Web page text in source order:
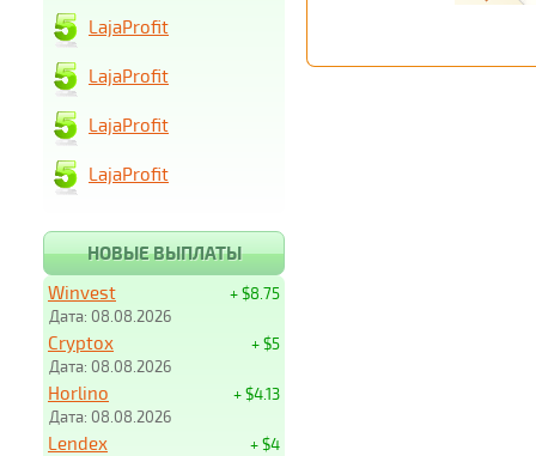
LajaProfit
LajaProfit
LajaProfit
LajaProfit
НОВЫЕ ВЫПЛАТЫ
+ $8.75
Winvest
Дата: 08.08.2026
+ $5
Cryptox
Дата: 08.08.2026
+ $4.13
Horlino
Дата: 08.08.2026
+ $4
Lendex